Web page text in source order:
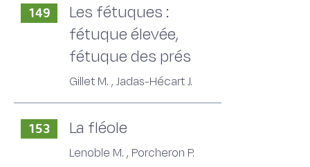
149
Les fétuques :
fétuque élevée,
fétuque des prés
Gillet M. , Jadas-Hécart J.
153 La fléole
Lenoble M. , Porcheron P.